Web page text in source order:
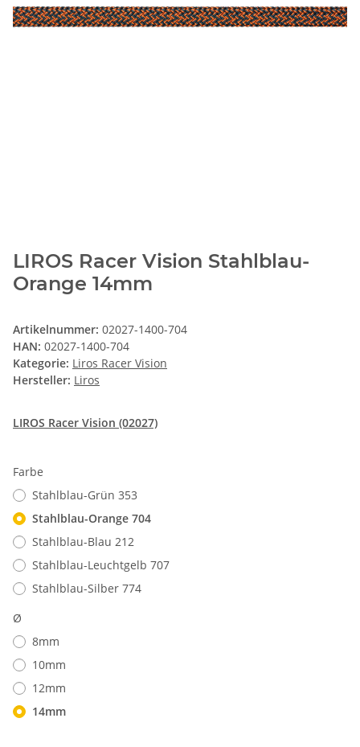
LIROS Racer Vision Stahlblau-
Orange 14mm
Artikelnummer: 02027-1400-704
HAN: 02027-1400-704
Kategorie: Liros Racer Vision
Hersteller: Liros
LIROS Racer Vision (02027)
Farbe
Stahlblau-Grün 353
Stahlblau-Orange 704
Stahlblau-Blau 212
Stahlblau-Leuchtgelb 707
Stahlblau-Silber 774
Ø
8mm
10mm
12mm
14mm